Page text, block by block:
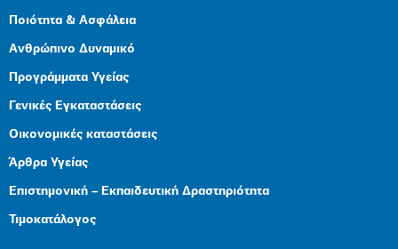
Ποιότητα & Ασφάλεια
Ανθρώπινο Δυναμικό
Προγράμματα Υγείας
Γενικές Εγκαταστάσεις
Οικονομικές καταστάσεις
Άρθρα Υγείας
Επιστημονική – Εκπαιδευτική Δραστηριότητα
Τιμοκατάλογος